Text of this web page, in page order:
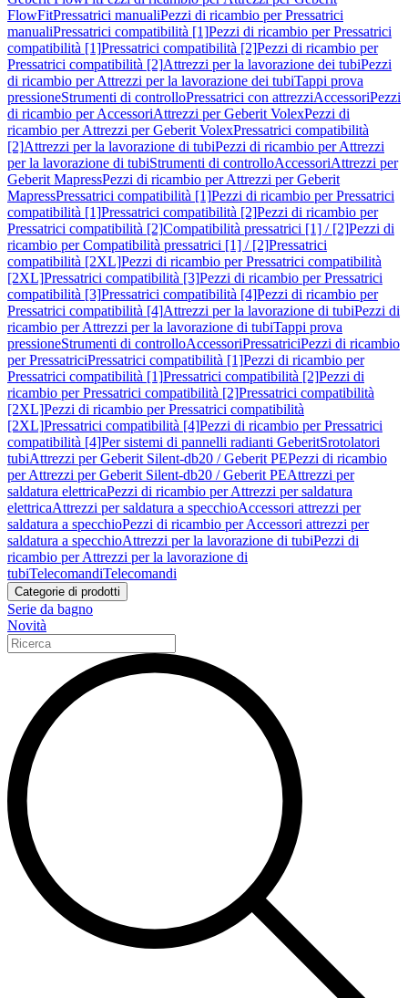
FlowFitPressatrici manualiPezzi di ricambio per Pressatrici
manualiPressatrici compatibilità [1]Pezzi di ricambio per Pressatrici
compatibilità [1]Pressatrici compatibilità [2]Pezzi di ricambio per
Pressatrici compatibilità [2]Attrezzi per la lavorazione dei tubiPezzi
di ricambio per Attrezzi per la lavorazione dei tubiTappi prova
pressioneStrumenti di controlloPressatrici con attrezziAccessoriPezzi
di ricambio per AccessoriAttrezzi per Geberit VolexPezzi di
ricambio per Attrezzi per Geberit VolexPressatrici compatibilità
[2]Attrezzi per la lavorazione di tubiPezzi di ricambio per Attrezzi
per la lavorazione di tubiStrumenti di controlloAccessoriAttrezzi per
Geberit MapressPezzi di ricambio per Attrezzi per Geberit
MapressPressatrici compatibilità [1]Pezzi di ricambio per Pressatrici
compatibilità [1]Pressatrici compatibilità [2]Pezzi di ricambio per
Pressatrici compatibilità [2]Compatibilità pressatrici [1] / [2]Pezzi di
ricambio per Compatibilità pressatrici [1] / [2]Pressatrici
compatibilità [2XL]Pezzi di ricambio per Pressatrici compatibilità
[2XL]Pressatrici compatibilità [3]Pezzi di ricambio per Pressatrici
compatibilità [3]Pressatrici compatibilità [4]Pezzi di ricambio per
Pressatrici compatibilità [4]Attrezzi per la lavorazione di tubiPezzi di
ricambio per Attrezzi per la lavorazione di tubiTappi prova
pressioneStrumenti di controlloAccessoriPressatriciPezzi di ricambio
per PressatriciPressatrici compatibilità [1]Pezzi di ricambio per
Pressatrici compatibilità [1]Pressatrici compatibilità [2]Pezzi di
ricambio per Pressatrici compatibilità [2]Pressatrici compatibilità
[2XL]Pezzi di ricambio per Pressatrici compatibilità
[2XL]Pressatrici compatibilità [4]Pezzi di ricambio per Pressatrici
compatibilità [4]Per sistemi di pannelli radianti GeberitSrotolatori
tubiAttrezzi per Geberit Silent-db20 / Geberit PEPezzi di ricambio
per Attrezzi per Geberit Silent-db20 / Geberit PEAttrezzi per
saldatura elettricaPezzi di ricambio per Attrezzi per saldatura
elettricaAttrezzi per saldatura a specchioAccessori attrezzi per
saldatura a specchioPezzi di ricambio per Accessori attrezzi per
saldatura a specchioAttrezzi per la lavorazione di tubiPezzi di
ricambio per Attrezzi per la lavorazione di
tubiTelecomandiTelecomandi
Categorie di prodotti
Serie da bagno
Novità